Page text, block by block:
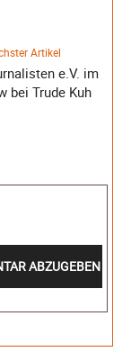
Artikel
e.V. im
bei Trude Kuh
ABZUGEBEN